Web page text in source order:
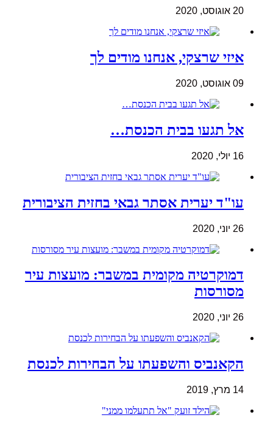
20 אוגוסט, 2020
איזי שרצקי, אנחנו מודים לך
09 אוגוסט, 2020
אל תגעו בבית הכנסת…
16 יולי, 2020
עו"ד יערית אסתר גבאי בחזית הציבורית
26 יוני, 2020
דמוקרטיה מקומית במשבר: מועצות עיר
מסורסות
26 יוני, 2020
הקאנביס והשפעתו על הבחירות לכנסת
14 מרץ, 2019